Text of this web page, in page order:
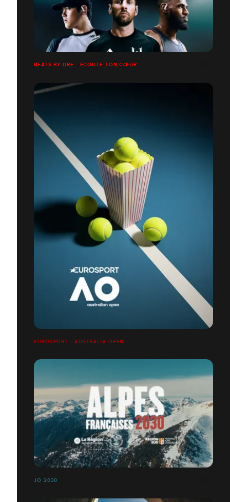
BEATS BY DRE - ÉCOUTE TON CŒUR
EUROSPORT - AUSTRALIA OPEN
JO 2030